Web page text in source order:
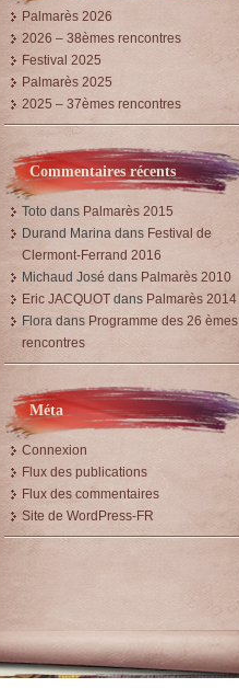
Palmarès 2026
2026 – 38èmes rencontres
Festival 2025
Palmarès 2025
2025 – 37èmes rencontres
Commentaires récents
Toto dans Palmarès 2015
Durand Marina dans Festival de
Clermont-Ferrand 2016
Michaud José dans Palmarès 2010
Eric JACQUOT dans Palmarès 2014
Flora dans Programme des 26 èmes
rencontres
Méta
Connexion
Flux des publications
Flux des commentaires
Site de WordPress-FR